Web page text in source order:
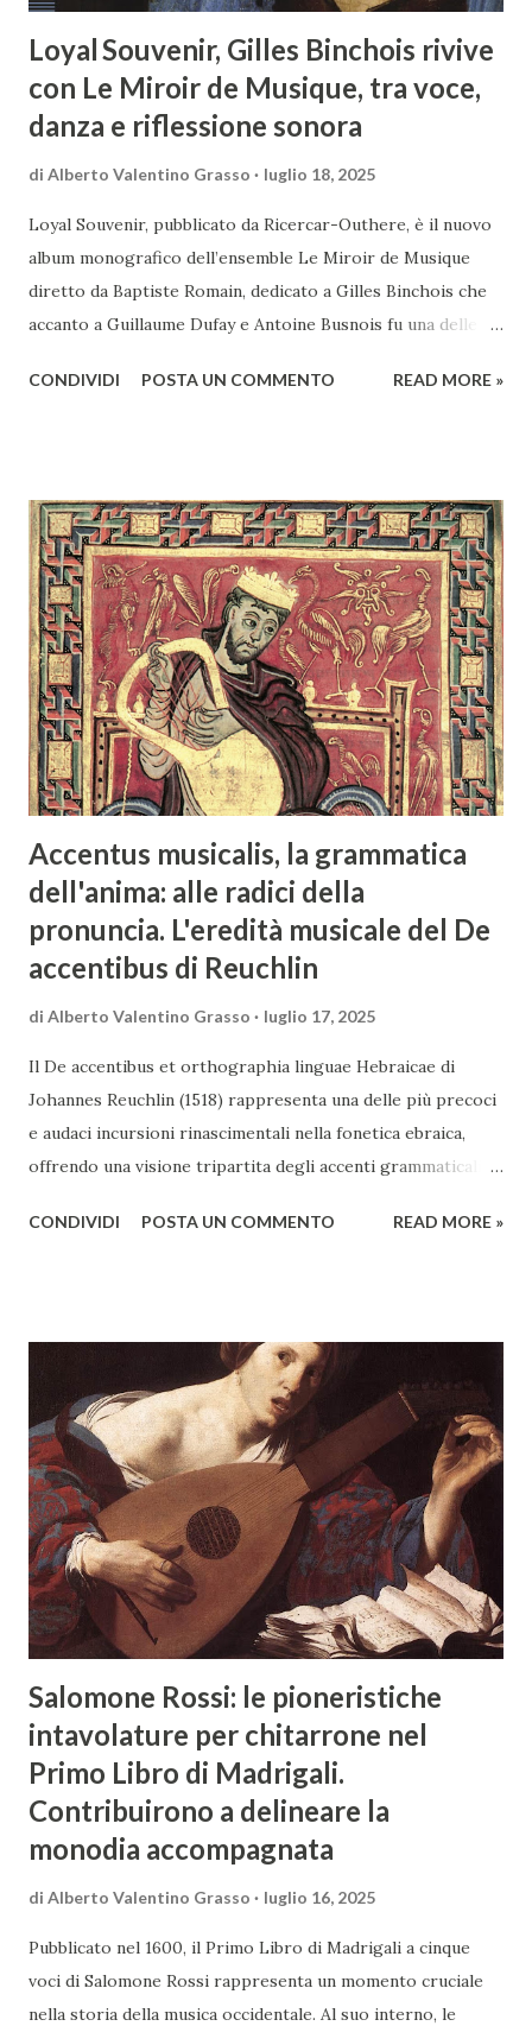
Loyal Souvenir, Gilles Binchois rivive
con Le Miroir de Musique, tra voce,
danza e riflessione sonora
di Alberto Valentino Grasso luglio 18, 2025
Loyal Souvenir, pubblicato da Ricercar-Outhere, è il nuovo
album monografico dell’ensemble Le Miroir de Musique
diretto da Baptiste Romain, dedicato a Gilles Binchois che
accanto a Guillaume Dufay e Antoine Busnois fu una delle
firma una delle più rigorose e ispirate riletture del
oserei definire necessario, frutto di un progetto che si
colloca tra le operazioni discografiche più convincenti
degli ultimi anni per coerenza estetica e profondità
interpretativa. Attivo da oltre un decennio e specializzato
nel repertorio medievale e rinascimentale, l’ensemble Le
Miroir de Musique propone in questa incisione un’ampia
selezione di brani sacri e profani, alternando composizioni
vocali a raffinate trascrizioni strumentali tratte da fonti
coeve come il Buxheimer O...
CONDIVIDI POSTA UN COMMENTO READ MORE »
Accentus musicalis, la grammatica
dell'anima: alle radici della
pronuncia. L'eredità musicale del De
accentibus di Reuchlin
di Alberto Valentino Grasso luglio 17, 2025
Il De accentibus et orthographia linguae Hebraicae di
Johannes Reuchlin (1518) rappresenta una delle più precoci
e audaci incursioni rinascimentali nella fonetica ebraica,
offrendo una visione tripartita degli accenti grammaticali,
libro - dedicato specificamente all'accentus musicalis - a
prassi liturgica e le sue risonanze nella cultura umanistica e
controriformata, delineando una grammatica fonico-
spirituale in cui l’accento diventa gesto sonoro e atto
interpretativo. Lo studio, rivolto non solo ai filologi ma
anche ai musicologi, ha l'obiettivo di rivelare la profonda
connessione tra suono, scrittura e sacralità nella lingua
ebraica. Nel cuore del Rinascimento, quando le lingue
antiche tornavano a risuonare nella filologia, nella filo...
CONDIVIDI POSTA UN COMMENTO READ MORE »
Salomone Rossi: le pioneristiche
intavolature per chitarrone nel
Primo Libro di Madrigali.
Contribuirono a delineare la
monodia accompagnata
di Alberto Valentino Grasso luglio 16, 2025
Pubblicato nel 1600, il Primo Libro di Madrigali a cinque
voci di Salomone Rossi rappresenta un momento cruciale
nella storia della musica occidentale. Al suo interno, le